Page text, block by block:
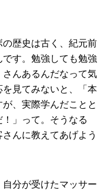
歴史は古く、紀元前
す。勉強しても勉強
んあるんだなって気
見てみないと、「本
、実際学んだことと
」って。そうなる
んに教えてあげよう
分が受けたマッサー